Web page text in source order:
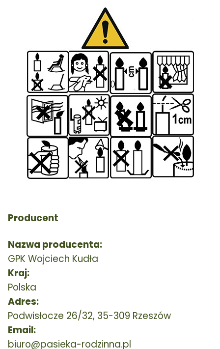
Producent
Nazwa producenta:
GPK Wojciech Kudła
Kraj:
Polska
Adres:
Podwisłocze 26/32, 35-309 Rzeszów
Email:
biuro@pasieka-rodzinna.pl